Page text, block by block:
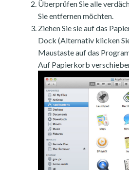
Überprüfen Sie alle
Sie entfernen möchten.
Ziehen Sie sie auf das
Dock (Alternativ klicken
Maustaste auf das
Auf Papierkorb